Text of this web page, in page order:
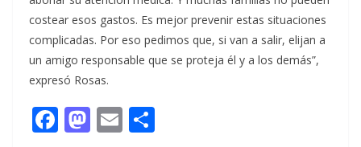
costear esos gastos. Es mejor prevenir estas situaciones
complicadas. Por eso pedimos que, si van a salir, elijan a
un amigo responsable que se proteja él y a los demás”,
expresó Rosas.
F M E